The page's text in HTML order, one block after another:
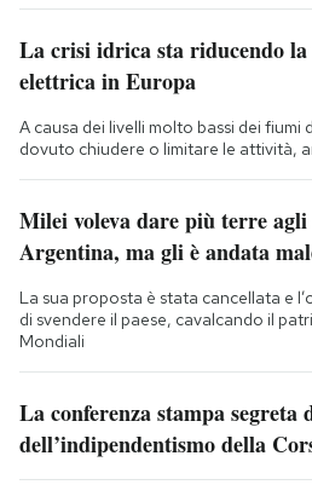
La crisi idrica sta riducendo
elettrica in Europa
A causa dei livelli molto bassi dei fiumi
dovuto chiudere o limitare le attività,
Milei voleva dare più terre
Argentina, ma gli è andata
La sua proposta è stata cancellata e
di svendere il paese, cavalcando il
Mondiali
La conferenza stampa
dell’indipendentismo della